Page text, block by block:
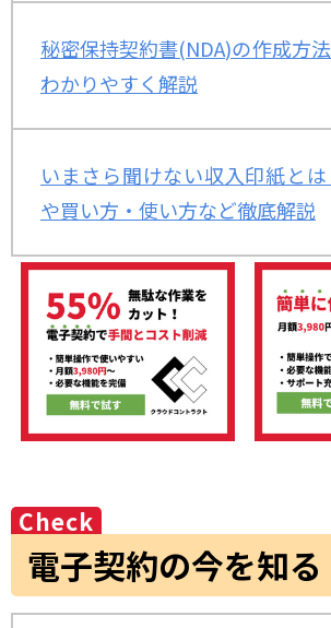
秘密保持契約書(NDA)の作成方
わかりやすく解説
いまさら聞けない収入印紙と
や買い方・使い方など徹底解説
電子契約の今を知る